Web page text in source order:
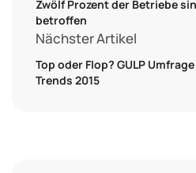
Zwölf Prozent der Betriebe
betroffen
Nächster Artikel
Top oder Flop? GULP
Trends 2015